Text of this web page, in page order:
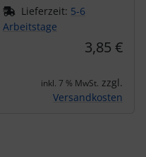
Lieferzeit: 5-6
Arbeitstage
3,85 €
inkl. 7 % MwSt. zzgl.
Versandkosten